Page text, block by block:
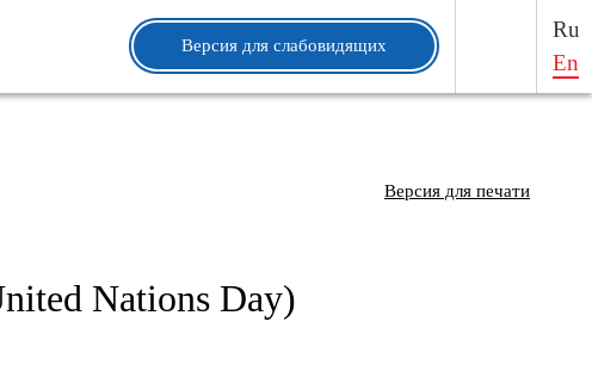
Ru
En
Версия для слабовидящих
Версия для печати
Nations Day)